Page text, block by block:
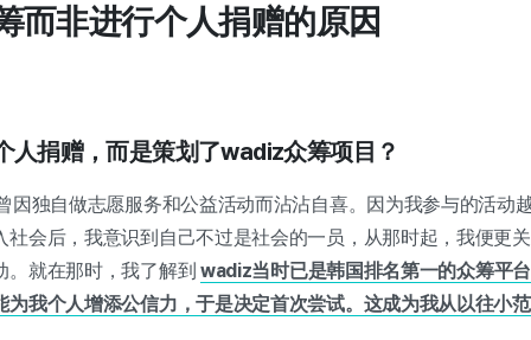
而非进行个人捐赠的原因
人捐赠，而是策划了wadiz众筹项目？
因独自做志愿服务和公益活动而沾沾自喜。因为我参与的活动
社会后，我意识到自己不过是社会的一员，从那时起，我便更
就在那时，我了解到 wadiz当时已是韩国排名第一的众筹平
为我个人增添公信力，于是决定首次尝试。这成为我从以往小